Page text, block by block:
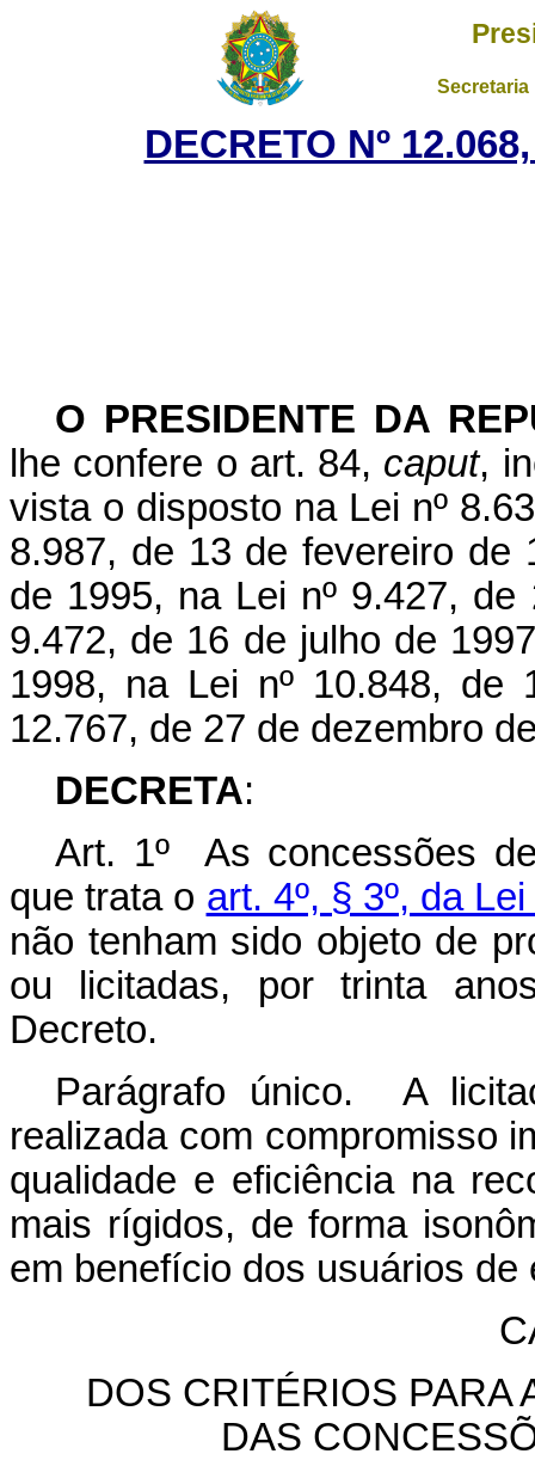
DECRETO Nº
O PRESIDENTE DA
lhe confere o art. 84, caput,
vista o disposto na Lei nº
8.987, de 13 de fevereiro de
de 1995, na Lei nº 9.427,
9.472, de 16 de julho de
1998, na Lei nº 10.848, de
12.767, de 27 de dezembro
DECRETA:
Art. 1º As concessões
que trata o art. 4º, § 3º, da
não tenham sido objeto de
ou licitadas, por trinta
Decreto.
Parágrafo único. A
realizada com compromisso
qualidade e eficiência na
mais rígidos, de forma
em benefício dos usuários de
DOS CRITÉRIOS PARA
DAS